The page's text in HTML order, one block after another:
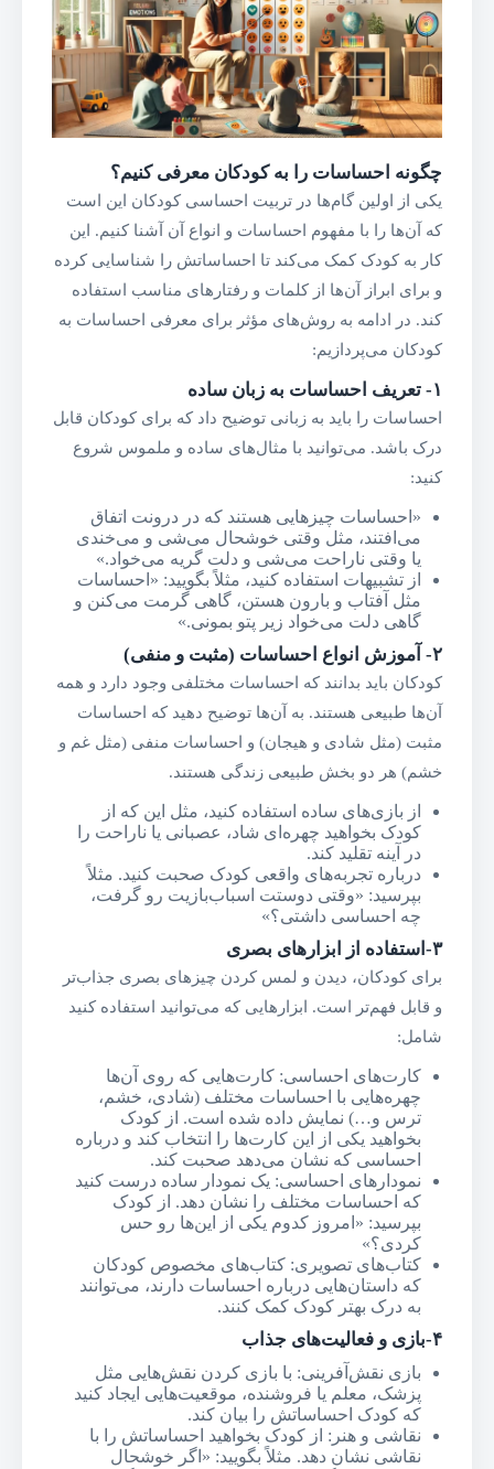
چگونه احساسات را به کودکان معرفی کنیم؟
یکی از اولین گام‌ها در تربیت احساسی کودکان این است
که آن‌ها را با مفهوم احساسات و انواع آن آشنا کنیم. این
کار به کودک کمک می‌کند تا احساساتش را شناسایی کرده
و برای ابراز آن‌ها از کلمات و رفتارهای مناسب استفاده
کند. در ادامه به روش‌های مؤثر برای معرفی احساسات به
کودکان می‌پردازیم:
۱- تعریف احساسات به زبان ساده
احساسات را باید به زبانی توضیح داد که برای کودکان قابل
درک باشد. می‌توانید با مثال‌های ساده و ملموس شروع
کنید:
«احساسات چیزهایی هستند که در درونت اتفاق
می‌افتند، مثل وقتی خوشحال می‌شی و می‌خندی
یا وقتی ناراحت می‌شی و دلت گریه می‌خواد.»
از تشبیهات استفاده کنید، مثلاً بگویید: «احساسات
مثل آفتاب و بارون هستن، گاهی گرمت می‌کنن و
گاهی دلت می‌خواد زیر پتو بمونی.»
۲- آموزش انواع احساسات (مثبت و منفی)
کودکان باید بدانند که احساسات مختلفی وجود دارد و همه
آن‌ها طبیعی هستند. به آن‌ها توضیح دهید که احساسات
مثبت (مثل شادی و هیجان) و احساسات منفی (مثل غم و
خشم) هر دو بخش طبیعی زندگی هستند.
از بازی‌های ساده استفاده کنید، مثل این که از
کودک بخواهید چهره‌ای شاد، عصبانی یا ناراحت را
در آینه تقلید کند.
درباره تجربه‌های واقعی کودک صحبت کنید. مثلاً
بپرسید: «وقتی دوستت اسباب‌بازیت رو گرفت،
چه احساسی داشتی؟»
۳-استفاده از ابزارهای بصری
برای کودکان، دیدن و لمس کردن چیزهای بصری جذاب‌تر
و قابل فهم‌تر است. ابزارهایی که می‌توانید استفاده کنید
شامل:
کارت‌های احساسی: کارت‌هایی که روی آن‌ها
چهره‌هایی با احساسات مختلف (شادی، خشم،
ترس و…) نمایش داده شده است. از کودک
بخواهید یکی از این کارت‌ها را انتخاب کند و درباره
احساسی که نشان می‌دهد صحبت کند.
نمودارهای احساسی: یک نمودار ساده درست کنید
که احساسات مختلف را نشان دهد. از کودک
بپرسید: «امروز کدوم یکی از این‌ها رو حس
کردی؟»
کتاب‌های تصویری: کتاب‌های مخصوص کودکان
که داستان‌هایی درباره احساسات دارند، می‌توانند
به درک بهتر کودک کمک کنند.
۴-بازی و فعالیت‌های جذاب
بازی نقش‌آفرینی: با بازی کردن نقش‌هایی مثل
پزشک، معلم یا فروشنده، موقعیت‌هایی ایجاد کنید
که کودک احساساتش را بیان کند.
نقاشی و هنر: از کودک بخواهید احساساتش را با
نقاشی نشان دهد. مثلاً بگویید: «اگر خوشحال